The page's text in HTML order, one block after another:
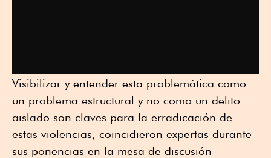
Visibilizar y entender esta problemática como
un problema estructural y no como un delito
aislado son claves para la erradicación de
estas violencias, coincidieron expertas durante
sus ponencias en la mesa de discusión